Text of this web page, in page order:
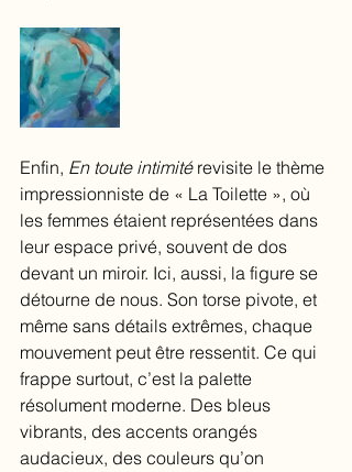
Enfin, En toute intimité revisite le thème
impressionniste de « La Toilette », où
les femmes étaient représentées dans
leur espace privé, souvent de dos
devant un miroir. Ici, aussi, la figure se
détourne de nous. Son torse pivote, et
même sans détails extrêmes, chaque
mouvement peut être ressentit. Ce qui
frappe surtout, c’est la palette
résolument moderne. Des bleus
vibrants, des accents orangés
audacieux, des couleurs qu’on